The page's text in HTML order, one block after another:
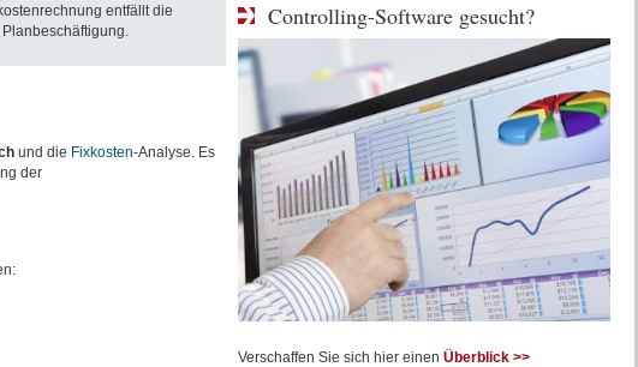
entfällt die
und die Fixkosten-Analyse. Es
der
Controlling-Software gesucht?
Verschaffen Sie sich hier einen Überblick >>